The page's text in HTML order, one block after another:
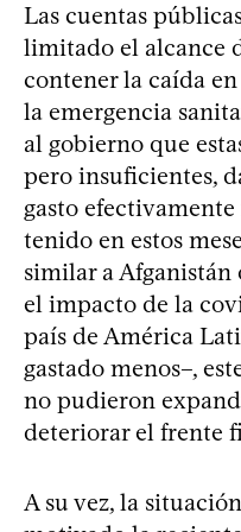
Las cuentas
limitado el alcance
contener la caída
la emergencia
al gobierno que
pero insuficientes,
gasto
tenido en estos
similar a
el impacto de la
país de América
gastado menos–,
no pudieron
deteriorar el frente
A su vez, la